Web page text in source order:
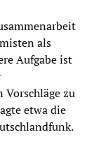
als
Aufgabe ist
Vorschläge zu
etwa die